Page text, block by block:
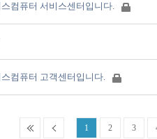
컴퓨터 서비스센터입니다.
컴퓨터 고객센터입니다.
1 2 3